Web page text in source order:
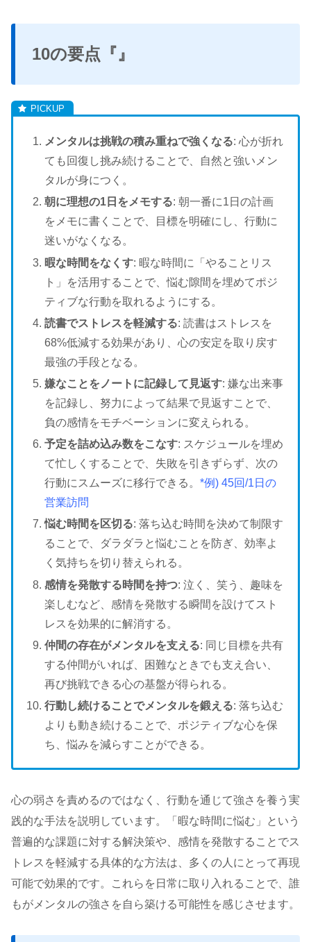
10の要点『』
メンタルは挑戦の積み重ねで強くなる: 心が折れ
ても回復し挑み続けることで、自然と強いメン
タルが身につく。
朝に理想の1日をメモする: 朝一番に1日の計画
をメモに書くことで、目標を明確にし、行動に
迷いがなくなる。
暇な時間をなくす: 暇な時間に「やることリス
ト」を活用することで、悩む隙間を埋めてポジ
ティブな行動を取れるようにする。
読書でストレスを軽減する: 読書はストレスを
68%低減する効果があり、心の安定を取り戻す
最強の手段となる。
嫌なことをノートに記録して見返す: 嫌な出来事
を記録し、努力によって結果で見返すことで、
負の感情をモチベーションに変えられる。
予定を詰め込み数をこなす: スケジュールを埋め
て忙しくすることで、失敗を引きずらず、次の
行動にスムーズに移行できる。*例) 45回/1日の
営業訪問
悩む時間を区切る: 落ち込む時間を決めて制限す
ることで、ダラダラと悩むことを防ぎ、効率よ
く気持ちを切り替えられる。
感情を発散する時間を持つ: 泣く、笑う、趣味を
楽しむなど、感情を発散する瞬間を設けてスト
レスを効果的に解消する。
仲間の存在がメンタルを支える: 同じ目標を共有
する仲間がいれば、困難なときでも支え合い、
再び挑戦できる心の基盤が得られる。
行動し続けることでメンタルを鍛える: 落ち込む
よりも動き続けることで、ポジティブな心を保
ち、悩みを減らすことができる。
心の弱さを責めるのではなく、行動を通じて強さを養う実
践的な手法を説明しています。「暇な時間に悩む」という
普遍的な課題に対する解決策や、感情を発散することでス
トレスを軽減する具体的な方法は、多くの人にとって再現
可能で効果的です。これらを日常に取り入れることで、誰
もがメンタルの強さを自ら築ける可能性を感じさせます。